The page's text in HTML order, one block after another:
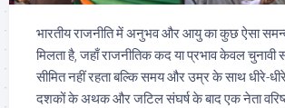
भारतीय राजनीति में अनुभव और आयु का कुछ ऐसा
मिलता है, जहाँ राजनीतिक कद या प्रभाव केवल
सीमित नहीं रहता बल्कि समय और उम्र के साथ धीरे-
दशकों के अथक और जटिल संघर्ष के बाद एक नेता